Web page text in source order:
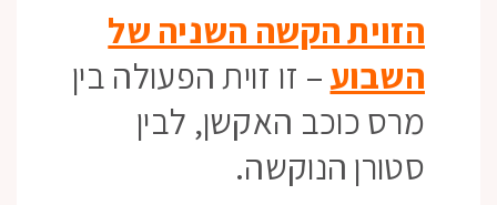
הזוית הקשה השניה של
השבוע– זו זוית הפעולה בין
מרס כוכב האקשן, לבין
סטורן הנוקשה.